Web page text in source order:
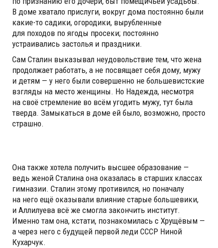
В доме хватало прислуги, вокруг дома постоянно были
какие-то садики, огородики, вырубленные
для походов по ягоды просеки; постоянно
устраивались застолья и праздники.
Сам Сталин выказывал неудовольствие тем, что жена
продолжает работать, а не посвящает себя дому, мужу
и детям — у него были совершенно не большевистские
взгляды на место женщины. Но Надежда, несмотря
на своё стремление во всём угодить мужу, тут была
тверда. Замыкаться в доме ей было, возможно, просто
страшно.
Она также хотела получить высшее образование —
ведь женой Сталина она оказалась в старших классах
гимназии. Сталин этому противился, но поначалу
на него ещё оказывали влияние старые большевики,
и Аллилуева всё же смогла закончить институт.
Именно там она, кстати, познакомилась с Хрущёвым —
а через него с будущей первой леди СССР Ниной
Кухарчук.